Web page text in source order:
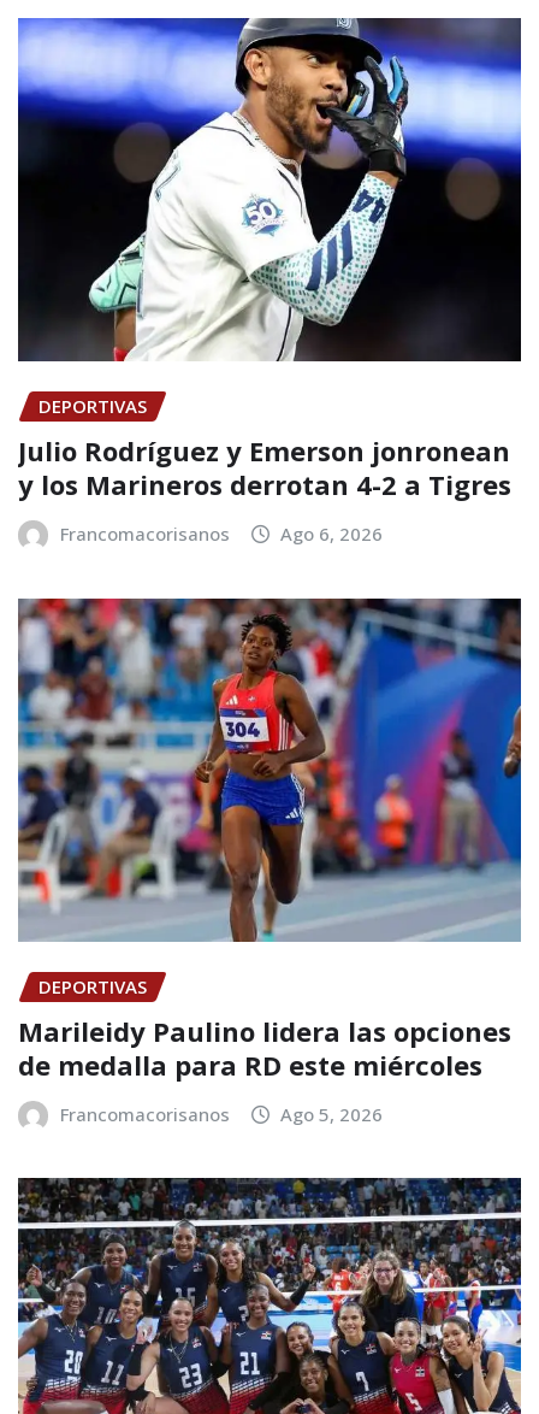
DEPORTIVAS
Julio Rodríguez y Emerson jonronean
y los Marineros derrotan 4-2 a Tigres
Francomacorisanos Ago 6, 2026
DEPORTIVAS
Marileidy Paulino lidera las opciones
de medalla para RD este miércoles
Francomacorisanos Ago 5, 2026